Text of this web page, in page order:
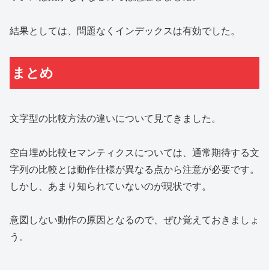
結果としては、問題なくインデックスは有効でした。
まとめ
文字型の比較方法の違いについて見てきました。
空白埋め比較セマンティクスについては、通常期待する文
字列の比較とは動作仕様が異なる点から注意が必要です。
しかし、あまり知られていないのが現状です。
意図しない動作の原因となるので、ぜひ覚えておきましょ
う。